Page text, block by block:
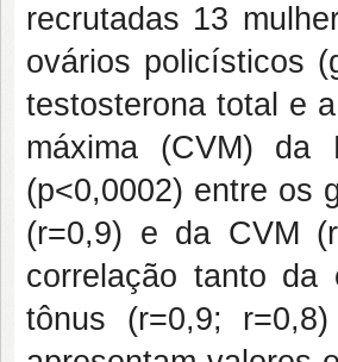
recrutadas 13
ovários policísticos
testosterona total e
máxima (CVM) da
(p<0,0002) entre os
(r=0,9) e da CVM
correlação tanto da
tônus (r=0,9;